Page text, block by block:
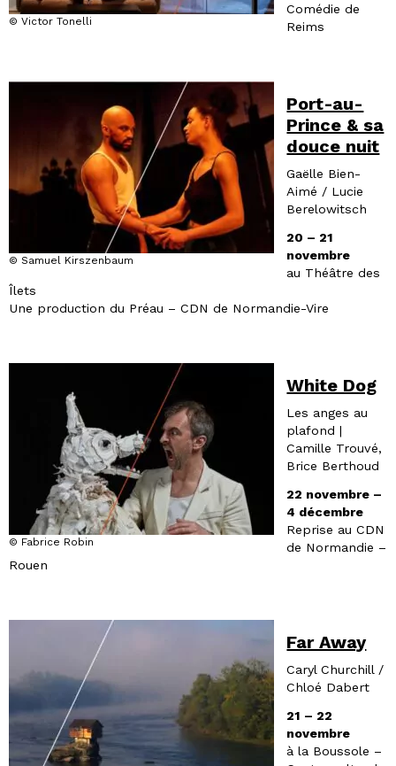
© Victor Tonelli
Comédie de
Reims
© Samuel Kirszenbaum
Port-au-
Prince & sa
douce nuit
Gaëlle Bien-
Aimé / Lucie
Berelowitsch
20 – 21
novembre
au Théâtre des
Îlets
Une production du Préau – CDN de Normandie-Vire
© Fabrice Robin
White Dog
Les anges au
plafond |
Camille Trouvé,
Brice Berthoud
22 novembre –
4 décembre
Reprise au CDN
de Normandie –
Rouen
Far Away
Caryl Churchill /
Chloé Dabert
21 – 22
novembre
à la Boussole –